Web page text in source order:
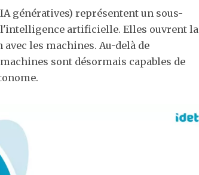
génératives) représentent un sous-
artificielle. Elles ouvrent la
les machines. Au-delà de
sont désormais capables de